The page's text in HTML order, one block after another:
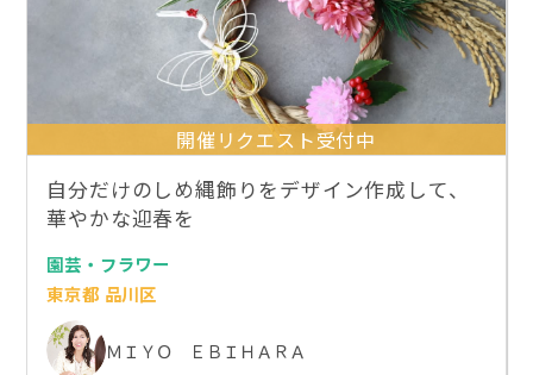
開催リクエスト受付中
自分だけのしめ縄飾りをデザイン作成して、
華やかな迎春を
園芸・フラワー
東京都 品川区
ＭＩＹＯ ＥＢＩＨＡＲＡ